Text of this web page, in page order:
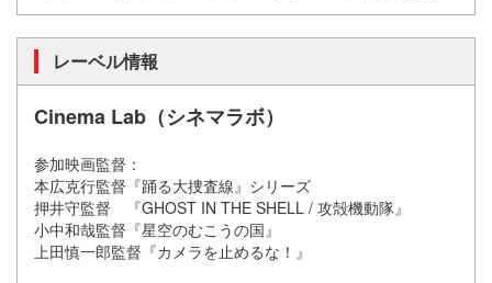
レーベル情報
Cinema Lab（シネマラボ）
参加映画監督：
本広克行監督『踊る大捜査線』シリーズ
押井守監督 『GHOST IN THE SHELL / 攻殻機動隊』
小中和哉監督『星空のむこうの国』
上田慎一郎監督『カメラを止めるな！』